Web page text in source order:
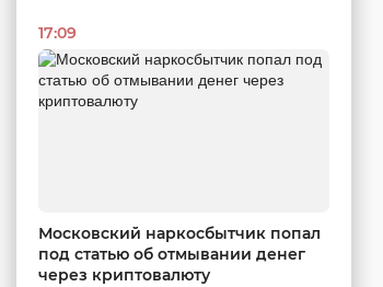
17:09
Московский наркосбытчик попал
под статью об отмывании денег
через криптовалюту